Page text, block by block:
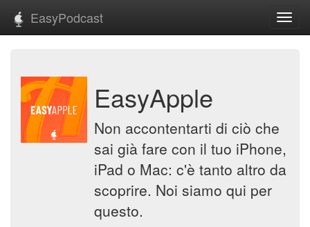
EasyPodcast
EasyApple
Non accontentarti di ciò che
sai già fare con il tuo iPhone,
iPad o Mac: c'è tanto altro da
scoprire. Noi siamo qui per
questo.